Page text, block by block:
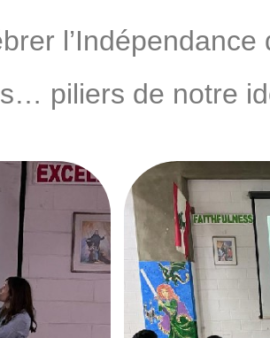
l’Indépendance
piliers de notre